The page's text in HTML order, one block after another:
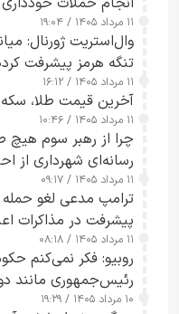
۱۱ مرداد ۱۴۰۵ / ۱۹:۰۴
وال‌استریت ژورنال:
تنگه هرمز پیشرفت
۱۱ مرداد ۱۴۰۵ / ۱۶:۱۲
آخرین قیمت طلا، سکه و ارز
۱۱ مرداد ۱۴۰۵ / ۱۰:۴۶
چرا از رهبر سوم هیچ
رسانه‌ای شهرداری از
جاسوسی گفت
۱۱ مرداد ۱۴۰۵ / ۰۹:۱۷
ترامپ
پیشرفت در مذاکرات
۱۱ مرداد ۱۴۰۵ / ۰۸:۱۸
روبیو: فکر نمی‌کنم
رئیس‌جمهوری مانند
کسی که واقعاً دست به
۱۰ مرداد ۱۴۰۵ / ۱۹:۲۹